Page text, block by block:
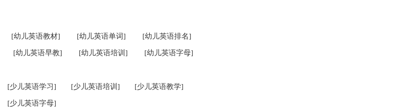
[幼儿英语教材] [幼儿英语单词] [幼儿英语排名]
[幼儿英语早教] [幼儿英语培训] [幼儿英语字母]
[少儿英语学习] [少儿英语培训] [少儿英语教学]
[少儿英语字母]